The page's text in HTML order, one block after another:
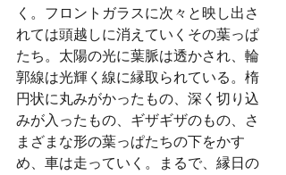
く。フロントガラスに次々と映し出さ
れては頭越しに消えていくその葉っぱ
たち。太陽の光に葉脈は透かされ、輪
郭線は光輝く線に縁取られている。楕
円状に丸みがかったもの、深く切り込
みが入ったもの、ギザギザのもの、さ
まざまな形の葉っぱたちの下をかす
め、車は走っていく。まるで、縁日の